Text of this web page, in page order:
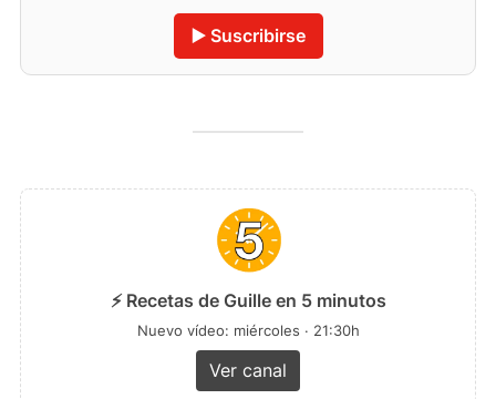
▶️ Suscribirse
⚡ Recetas de Guille en 5 minutos
Nuevo vídeo: miércoles · 21:30h
Ver canal